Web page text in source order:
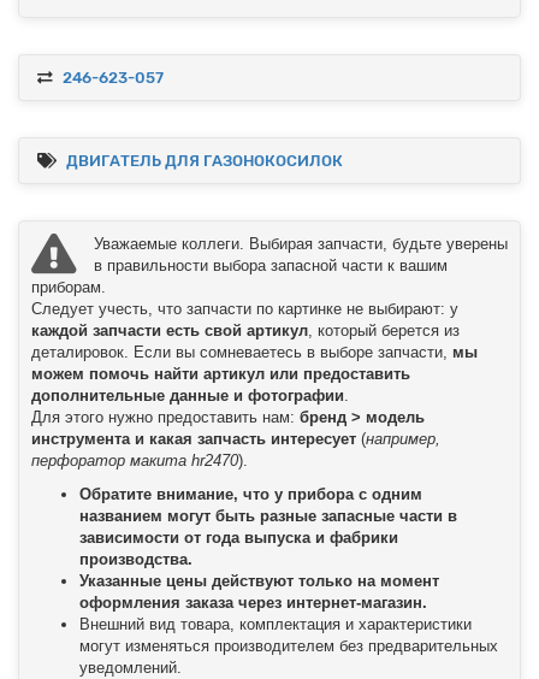
246-623-057
ДВИГАТЕЛЬ ДЛЯ ГАЗОНОКОСИЛОК
Уважаемые коллеги. Выбирая запчасти, будьте уверены
в правильности выбора запасной части к вашим
приборам.
Следует учесть, что запчасти по картинке не выбирают: у
каждой запчасти есть свой артикул, который берется из
деталировок. Если вы сомневаетесь в выборе запчасти, мы
можем помочь найти артикул или предоставить
дополнительные данные и фотографии.
Для этого нужно предоставить нам: бренд > модель
инструмента и какая запчасть интересует (например,
перфоратор макита hr2470).
Обратите внимание, что у прибора с одним
названием могут быть разные запасные части в
зависимости от года выпуска и фабрики
производства.
Указанные цены действуют только на момент
оформления заказа через интернет-магазин.
Внешний вид товара, комплектация и характеристики
могут изменяться производителем без предварительных
уведомлений.